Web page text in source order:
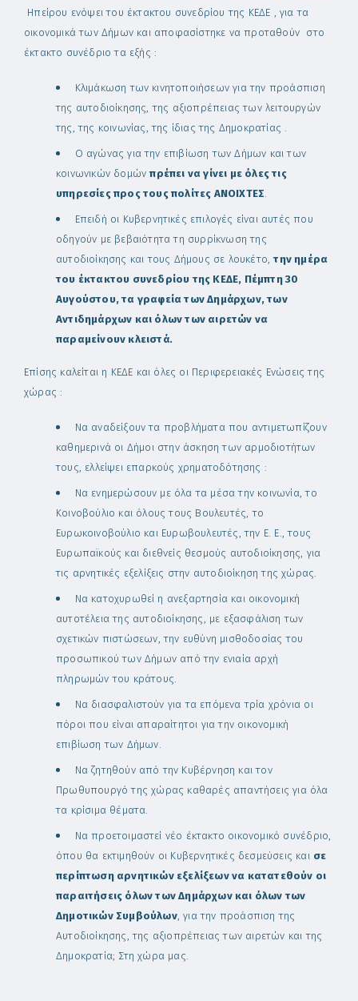
Ηπείρου ενόψει του έκτακτου συνεδρίου της ΚΕΔΕ , για τα
οικονομικά των Δήμων και αποφασίστηκε να προταθούν στο
έκτακτο συνέδριο τα εξής :
Κλιμάκωση των κινητοποιήσεων για την προάσπιση
της αυτοδιοίκησης, της αξιοπρέπειας των λειτουργών
της, της κοινωνίας, της ίδιας της Δημοκρατίας .
Ο αγώνας για την επιβίωση των Δήμων και των
κοινωνικών δομώνπρέπει να γίνει με όλες τις
υπηρεσίες προς τους πολίτες ΑΝΟΙΧΤΕΣ.
Επειδή οι Κυβερνητικές επιλογές είναι αυτές που
οδηγούν με βεβαιότητα τη συρρίκνωση της
αυτοδιοίκησης και τους Δήμους σε λουκέτο,την ημέρα
του έκτακτου συνεδρίου της ΚΕΔΕ, Πέμπτη 30
Αυγούστου, τα γραφεία των Δημάρχων, των
Αντιδημάρχων και όλων των αιρετών να
παραμείνουν κλειστά.
Επίσης καλείται η ΚΕΔΕ και όλες οι Περιφερειακές Ενώσεις της
χώρας :
Να αναδείξουν τα προβλήματα που αντιμετωπίζουν
καθημερινά οι Δήμοι στην άσκηση των αρμοδιοτήτων
τους, ελλείψει επαρκούς χρηματοδότησης :
Να ενημερώσουν με όλα τα μέσα την κοινωνία, το
Κοινοβούλιο και όλους τους Βουλευτές, το
Ευρωκοινοβούλιο και Ευρωβουλευτές, την Ε. Ε., τους
Ευρωπαϊκούς και διεθνείς θεσμούς αυτοδιοίκησης, για
τις αρνητικές εξελίξεις στην αυτοδιοίκηση της χώρας.
Να κατοχυρωθεί η ανεξαρτησία και οικονομική
αυτοτέλεια της αυτοδιοίκησης, με εξασφάλιση των
σχετικών πιστώσεων, την ευθύνη μισθοδοσίας του
προσωπικού των Δήμων από την ενιαία αρχή
πληρωμών του κράτους.
Να διασφαλιστούν για τα επόμενα τρία χρόνια οι
πόροι που είναι απαραίτητοι για την οικονομική
επιβίωση των Δήμων.
Να ζητηθούν από την Κυβέρνηση και τον
Πρωθυπουργό της χώρας καθαρές απαντήσεις για όλα
τα κρίσιμα θέματα.
Να προετοιμαστεί νέο έκτακτο οικονομικό συνέδριο,
όπου θα εκτιμηθούν οι Κυβερνητικές δεσμεύσεις και σε
περίπτωση αρνητικών εξελίξεων να κατατεθούν οι
παραιτήσεις όλων των Δημάρχων και όλων των
Δημοτικών Συμβούλων, για την προάσπιση της
Αυτοδιοίκησης, της αξιοπρέπειας των αιρετών και της
Δημοκρατία; Στη χώρα μας.